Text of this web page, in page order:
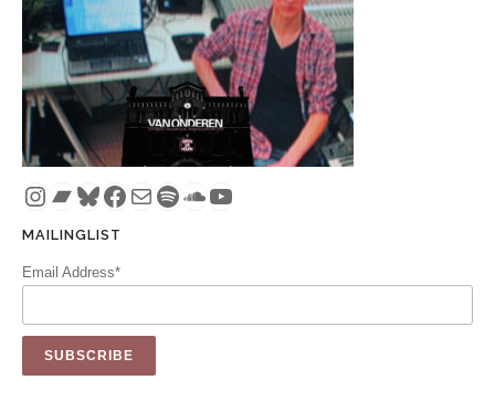
Instagram
Bandcamp
Bluesky
Facebook
MailSpotify
SoundCloud
YouTube
MAILINGLIST
Email Address*